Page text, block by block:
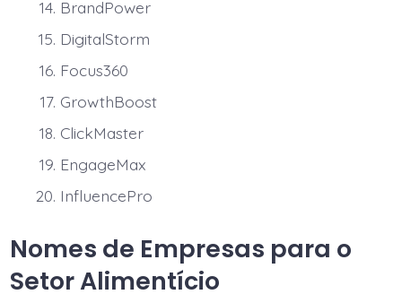
BrandPower
DigitalStorm
Focus360
GrowthBoost
ClickMaster
EngageMax
InfluencePro
Nomes de Empresas para o
Setor Alimentício